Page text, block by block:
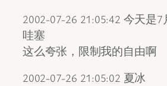
2002-07-26 21:05:42 今天是7
哇塞
这么夸张，限制我的自由啊
2002-07-26 21:05:02 夏冰